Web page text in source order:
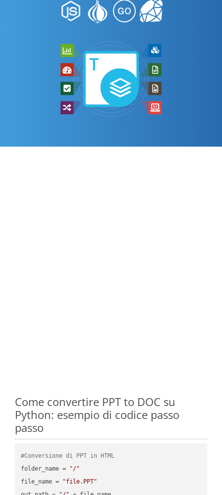
Come convertire PPT to DOC su
Python: esempio di codice passo
passo
#Conversione di PPT in HTML
folder_name =
"/"
file_name =
"file.PPT"